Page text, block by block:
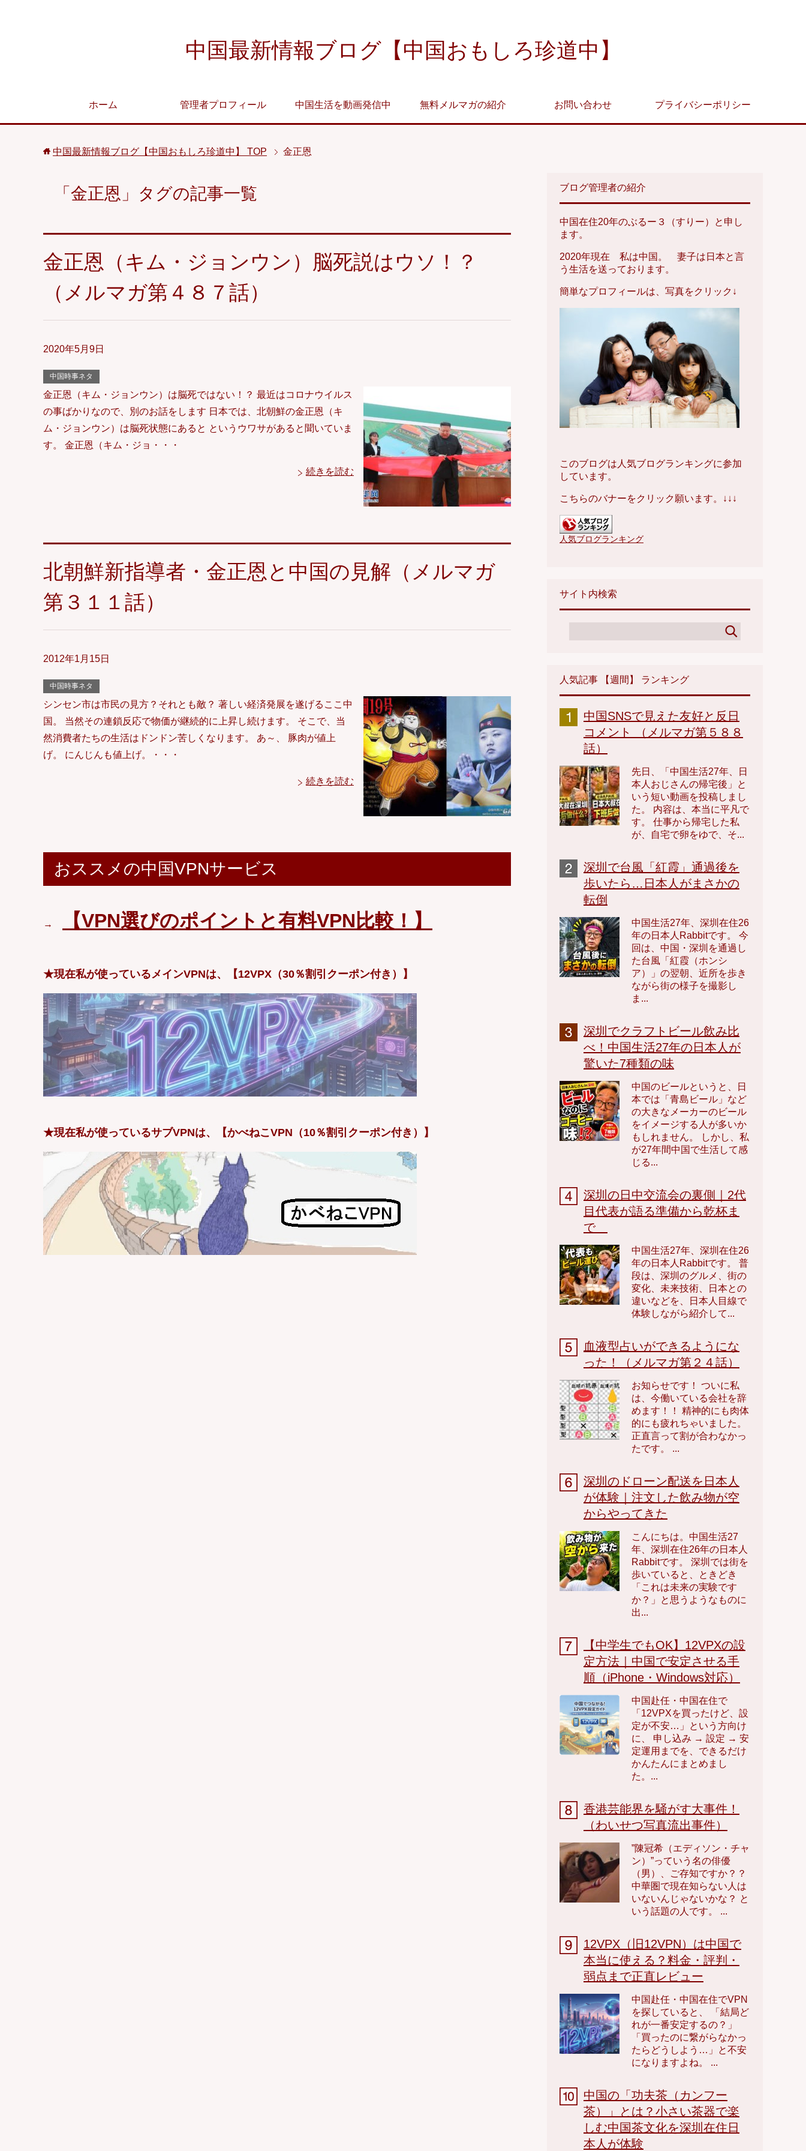
中国最新情報ブログ【中国おもしろ珍道中】
ホーム 管理者プロフィール 中国生活を動画発信中 無料メルマガの紹介 お問い合わせ プライバシーポリシー
中国最新情報ブログ【中国おもしろ珍道中】 TOP 金正恩
「金正恩」タグの記事一覧
金正恩（キム・ジョンウン）脳死説はウソ！？
（メルマガ第４８７話）
2020年5月9日
中国時事ネタ
金正恩（キム・ジョンウン）は脳死ではない！？ 最近はコロナウイルス
の事ばかりなので、別のお話をします 日本では、北朝鮮の金正恩（キ
ム・ジョンウン）は脳死状態にあると というウワサがあると聞いていま
す。 金正恩（キム・ジョ・・・
続きを読む
北朝鮮新指導者・金正恩と中国の見解（メルマガ
第３１１話）
2012年1月15日
中国時事ネタ
シンセン市は市民の見方？それとも敵？ 著しい経済発展を遂げるここ中
国。 当然その連鎖反応で物価が継続的に上昇し続けます。 そこで、当
然消費者たちの生活はドンドン苦しくなります。 あ～、 豚肉が値上
げ。 にんじんも値上げ。・・・
続きを読む
おススメの中国VPNサービス
→ 【VPN選びのポイントと有料VPN比較！】
★現在私が使っているメインVPNは、【12VPX（30％割引クーポン付き）】
★現在私が使っているサブVPNは、【かべねこVPN（10％割引クーポン付き）】
ブログ管理者の紹介
中国在住20年のぶるー３（すりー）と申し
ます。
2020年現在 私は中国。 妻子は日本と言
う生活を送っております。
簡単なプロフィールは、写真をクリック↓
このブログは人気ブログランキングに参加
しています。
こちらのバナーをクリック願います。↓↓↓
人気ブログランキング
サイト内検索
人気記事 【週間】 ランキング
中国SNSで見えた友好と反日
コメント （メルマガ第５８８
話）
先日、「中国生活27年、日
本人おじさんの帰宅後」と
いう短い動画を投稿しまし
た。 内容は、本当に平凡で
す。 仕事から帰宅した私
が、自宅で卵をゆで、そ...
深圳で台風「紅霞」通過後を
歩いたら…日本人がまさかの
転倒
中国生活27年、深圳在住26
年の日本人Rabbitです。 今
回は、中国・深圳を通過し
た台風「紅霞（ホンシ
ア）」の翌朝、近所を歩き
ながら街の様子を撮影し
ま...
深圳でクラフトビール飲み比
べ！中国生活27年の日本人が
驚いた7種類の味
中国のビールというと、日
本では「青島ビール」など
の大きなメーカーのビール
をイメージする人が多いか
もしれません。 しかし、私
が27年間中国で生活して感
じる...
深圳の日中交流会の裏側｜2代
目代表が語る準備から乾杯ま
で
中国生活27年、深圳在住26
年の日本人Rabbitです。 普
段は、深圳のグルメ、街の
変化、未来技術、日本との
違いなどを、日本人目線で
体験しながら紹介して...
血液型占いができるようにな
った！（メルマガ第２４話）
お知らせです！ ついに私
は、今働いている会社を辞
めます！！ 精神的にも肉体
的にも疲れちゃいました。
正直言って割が合わなかっ
たです。 ...
深圳のドローン配送を日本人
が体験｜注文した飲み物が空
からやってきた
こんにちは。中国生活27
年、深圳在住26年の日本人
Rabbitです。 深圳では街を
歩いていると、ときどき
「これは未来の実験です
か？」と思うようなものに
出...
【中学生でもOK】12VPXの設
定方法｜中国で安定させる手
順（iPhone・Windows対応）
中国赴任・中国在住で
「12VPXを買ったけど、設
定が不安…」という方向け
に、 申し込み → 設定 → 安
定運用までを、できるだけ
かんたんにまとめまし
た。...
香港芸能界を騒がす大事件！
（わいせつ写真流出事件）
”陳冠希（エディソン・チャ
ン）”っていう名の俳優
（男）、ご存知ですか？？
中華圏で現在知らない人は
いないんじゃないかな？ と
いう話題の人です。 ...
12VPX（旧12VPN）は中国で
本当に使える？料金・評判・
弱点まで正直レビュー
中国赴任・中国在住でVPN
を探していると、 「結局ど
れが一番安定するの？」
「買ったのに繋がらなかっ
たらどうしよう…」と不安
になりますよね。 ...
中国の「功夫茶（カンフー
茶）」とは？小さい茶器で楽
しむ中国茶文化を深圳在住日
本人が体験